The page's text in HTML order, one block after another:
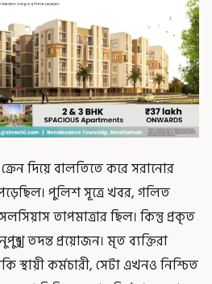
দিয়ে বালতিতে করে সরানোর
পুলিশ সূত্রে খবর, গলিত
তাপমাত্রার ছিল। কিন্তু প্রকৃত
তদন্ত প্রয়োজন। মৃত ব্যক্তিরা
স্থায়ী কর্মচারী, সেটা এখনও নিশ্চিত